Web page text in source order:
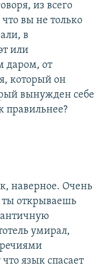
из всего
вы не только
в
или
даром, от
который он
вынужден себе
правильнее?
наверное. Очень
ты открываешь
умирал,
язык спасает